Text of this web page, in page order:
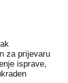
za prijevaru
isprave,